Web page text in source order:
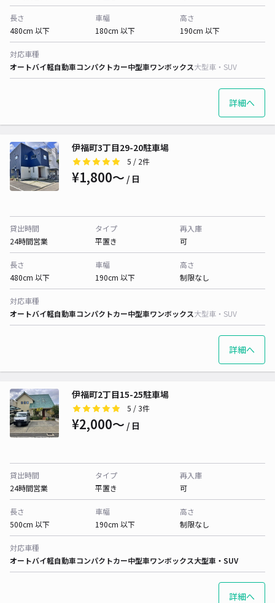
長さ
480cm 以下
車幅
180cm 以下
高さ
190cm 以下
対応車種
オートバイ軽自動車コンパクトカー中型車ワンボックス大型車・SUV
詳細へ
伊福町3丁目29-20駐車場
5 / 2件
¥1,800〜 / 日
貸出時間
24時間営業
タイプ
平置き
再入庫
可
長さ
480cm 以下
車幅
190cm 以下
高さ
制限なし
対応車種
オートバイ軽自動車コンパクトカー中型車ワンボックス大型車・SUV
詳細へ
伊福町2丁目15-25駐車場
5 / 3件
¥2,000〜 / 日
貸出時間
24時間営業
タイプ
平置き
再入庫
可
長さ
500cm 以下
車幅
190cm 以下
高さ
制限なし
対応車種
オートバイ軽自動車コンパクトカー中型車ワンボックス大型車・SUV
詳細へ